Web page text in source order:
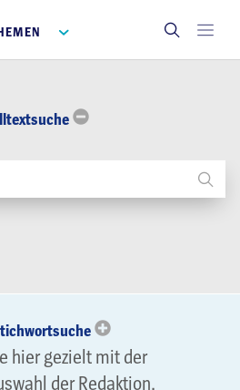
hier gezielt mit der
der Redaktion.